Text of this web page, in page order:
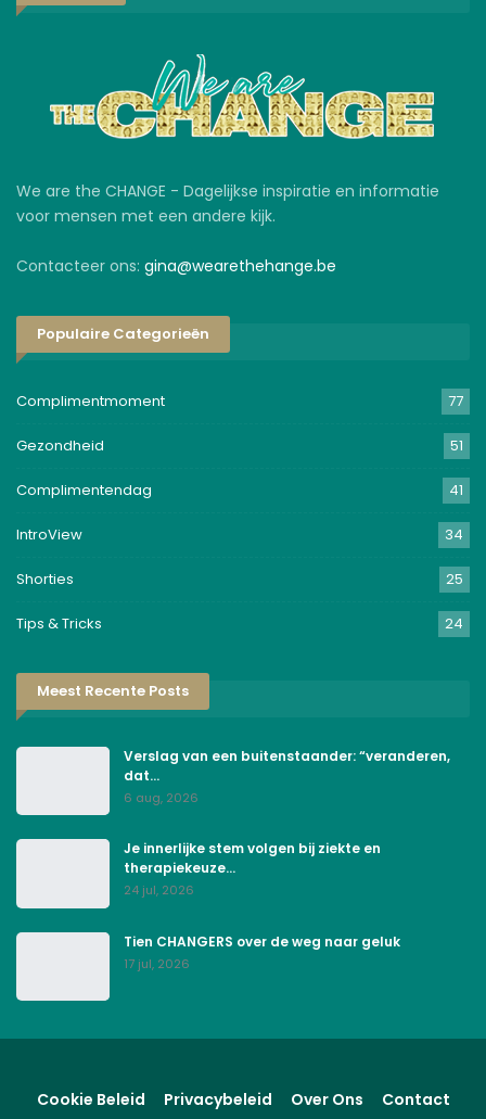
We are the CHANGE - Dagelijkse inspiratie en informatie
voor mensen met een andere kijk.
Contacteer ons: gina@wearethehange.be
Populaire Categorieën
Complimentmoment 77
Gezondheid 51
Complimentendag 41
IntroView 34
Shorties 25
Tips & Tricks 24
Meest Recente Posts
Verslag van een buitenstaander: “veranderen,
dat…
6 aug, 2026
Je innerlijke stem volgen bij ziekte en
therapiekeuze…
24 jul, 2026
Tien CHANGERS over de weg naar geluk
17 jul, 2026
Cookie Beleid Privacybeleid Over Ons Contact